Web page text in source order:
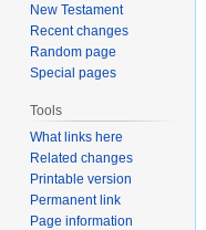
New Testament
Recent changes
Random page
Special pages
Tools
What links here
Related changes
Printable version
Permanent link
Page information